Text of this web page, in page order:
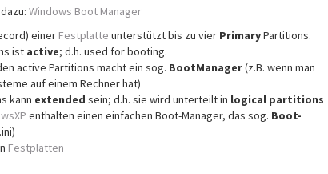
Windows Boot Manager
einer Festplatte unterstützt bis zu vier PrimaryPartitions.
ist active; d.h. used for booting.
active Partitions macht ein sog. BootManager(z.B. wenn man
auf einem Rechner hat)
kann extended sein; d.h. sie wird unterteilt in logical partitions
enthalten einen einfachen Boot-Manager, das sog. Boot-
Festplatten